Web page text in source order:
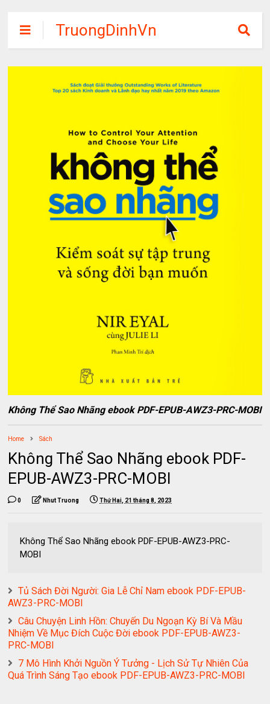
TruongDinhVn
Chia sẽ ebook,
các khóa học,
phần mềm học
Không Thể Sao Nhãng ebook PDF-EPUB-AWZ3-PRC-MOBI
Home Sách
Không Thể Sao Nhãng ebook PDF-
EPUB-AWZ3-PRC-MOBI
0 Nhut Truong Thứ Hai, 21 tháng 8, 2023
Không Thể Sao Nhãng ebook PDF-EPUB-AWZ3-PRC-
MOBI
Tủ Sách Đời Người: Gia Lễ Chỉ Nam ebook PDF-EPUB-
AWZ3-PRC-MOBI
Câu Chuyện Linh Hồn: Chuyến Du Ngoạn Kỳ Bí Và Mầu
Nhiệm Về Mục Đích Cuộc Đời ebook PDF-EPUB-AWZ3-
PRC-MOBI
7 Mô Hình Khởi Nguồn Ý Tưởng - Lịch Sử Tự Nhiên Của
Quá Trình Sáng Tạo ebook PDF-EPUB-AWZ3-PRC-MOBI